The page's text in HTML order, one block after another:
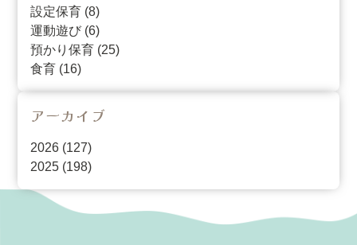
設定保育 (8)
運動遊び (6)
預かり保育 (25)
食育 (16)
アーカイブ
2026 (127)
2025 (198)